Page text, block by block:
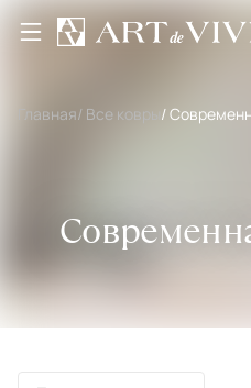
Главная/ Все ковры /